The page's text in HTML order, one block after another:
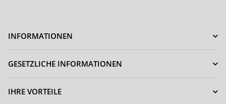
INFORMATIONEN
GESETZLICHE INFORMATIONEN
IHRE VORTEILE